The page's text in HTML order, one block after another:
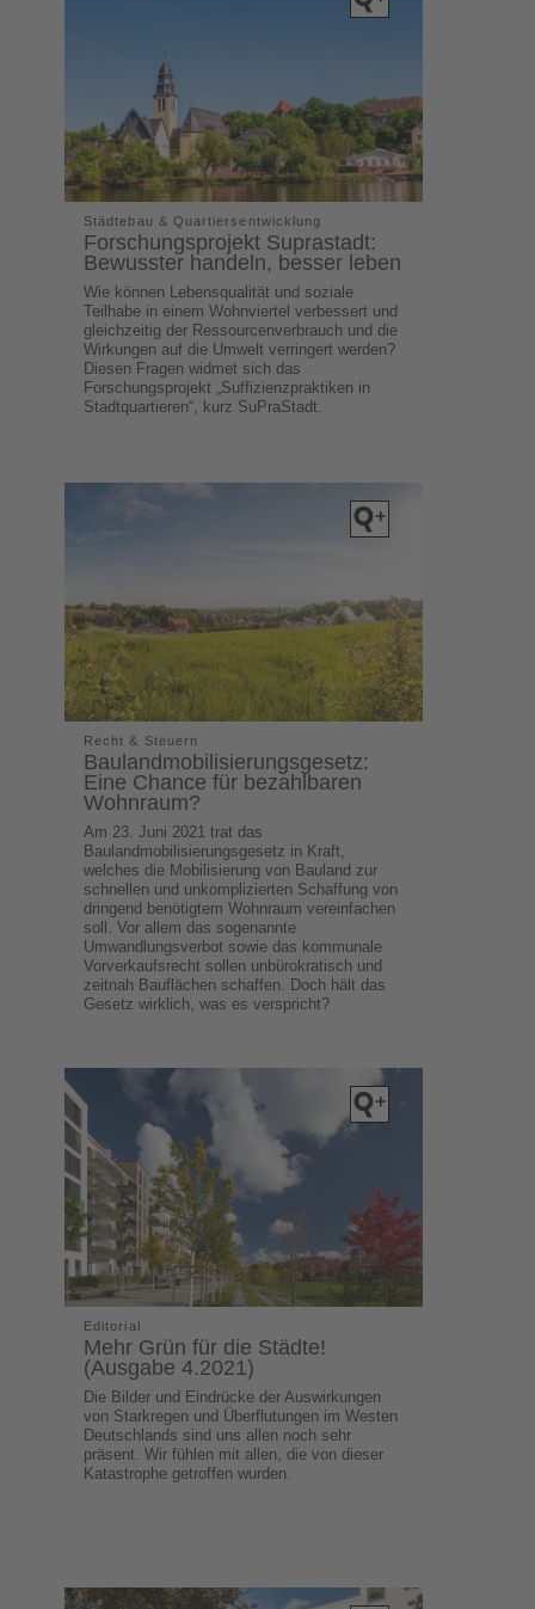
Städtebau & Quartiersentwicklung
Forschungsprojekt Suprastadt:
Bewusster handeln, besser leben
Wie können Lebensqualität und soziale
Teilhabe in einem Wohnviertel verbessert und
gleichzeitig der Ressourcenverbrauch und die
Wirkungen auf die Umwelt verringert werden?
Diesen Fragen widmet sich das
Forschungsprojekt „Suffizienzpraktiken in
Stadtquartieren“, kurz SuPraStadt.
Recht & Steuern
Baulandmobilisierungsgesetz:
Eine Chance für bezahlbaren
Wohnraum?
Am 23. Juni 2021 trat das
Baulandmobilisierungsgesetz in Kraft,
welches die Mobilisierung von Bauland zur
schnellen und unkomplizierten Schaffung von
dringend benötigtem Wohnraum vereinfachen
soll. Vor allem das sogenannte
Umwandlungsverbot sowie das kommunale
Vorverkaufsrecht sollen unbürokratisch und
zeitnah Bauflächen schaffen. Doch hält das
Gesetz wirklich, was es verspricht?
Editorial
Mehr Grün für die Städte!
(Ausgabe 4.2021)
Die Bilder und Eindrücke der Auswirkungen
von Starkregen und Überflutungen im Westen
Deutschlands sind uns allen noch sehr
präsent. Wir fühlen mit allen, die von dieser
Katastrophe getroffen wurden.